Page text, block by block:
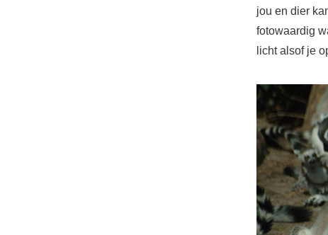
jou en dier
fotowaardig
licht alsof je